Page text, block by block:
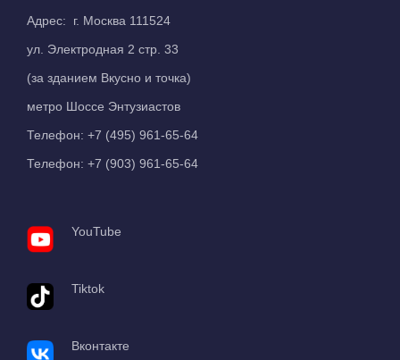
Адрес: г. Москва 111524
ул. Электродная 2 стр. 33
(за зданием Вкусно и точка)
метро Шоссе Энтузиастов
Телефон: +7 (495) 961-65-64
Телефон: +7 (903) 961-65-64
YouTube
Tiktok
Вконтакте